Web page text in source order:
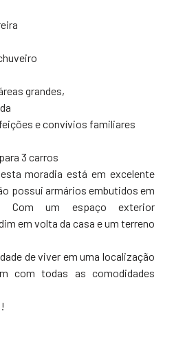
grandes,
e convívios familiares
3 carros
moradia está em excelente
possui armários embutidos em
Com um espaço exterior
em volta da casa e um terreno
de viver em uma localização
com todas as comodidades